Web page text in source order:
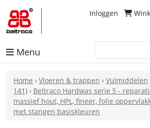
Inloggen
Menu
Home › Vloeren & trappen › Vulmiddelen
141) › Beltraco Hardwas serie 5 -
massief hout, HPL, fineer, folie
met stangen basiskleuren